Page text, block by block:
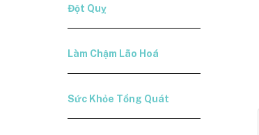
Đột Quỵ
Làm Chậm Lão Hoá
Sức Khỏe Tổng Quát